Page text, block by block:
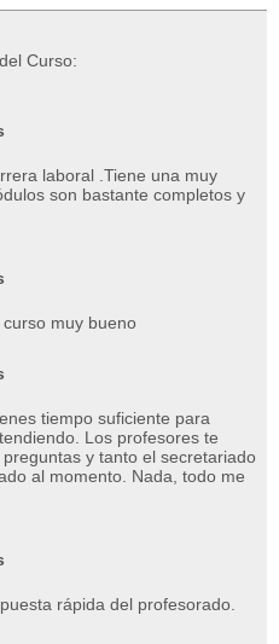
Curso:
laboral .Tiene una muy
son bastante completos y
muy bueno
tiempo suficiente para
Los profesores te
y tanto el secretariado
al momento. Nada, todo me
rápida del profesorado.